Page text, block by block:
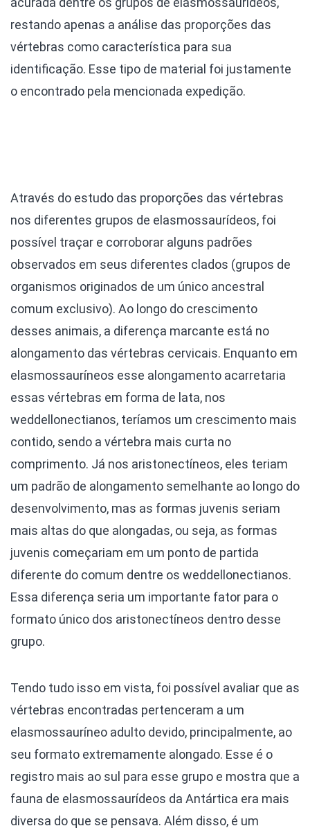
restando apenas a análise das proporções das
vértebras como característica para sua
identificação. Esse tipo de material foi justamente
o encontrado pela mencionada expedição.
Através do estudo das proporções das vértebras
nos diferentes grupos de elasmossaurídeos, foi
possível traçar e corroborar alguns padrões
observados em seus diferentes clados (grupos de
organismos originados de um único ancestral
comum exclusivo). Ao longo do crescimento
desses animais, a diferença marcante está no
alongamento das vértebras cervicais. Enquanto em
elasmossauríneos esse alongamento acarretaria
essas vértebras em forma de lata, nos
weddellonectianos, teríamos um crescimento mais
contido, sendo a vértebra mais curta no
comprimento. Já nos aristonectíneos, eles teriam
um padrão de alongamento semelhante ao longo do
desenvolvimento, mas as formas juvenis seriam
mais altas do que alongadas, ou seja, as formas
juvenis começariam em um ponto de partida
diferente do comum dentre os weddellonectianos.
Essa diferença seria um importante fator para o
formato único dos aristonectíneos dentro desse
grupo.
Tendo tudo isso em vista, foi possível avaliar que as
vértebras encontradas pertenceram a um
elasmossauríneo adulto devido, principalmente, ao
seu formato extremamente alongado. Esse é o
registro mais ao sul para esse grupo e mostra que a
fauna de elasmossaurídeos da Antártica era mais
diversa do que se pensava. Além disso, é um